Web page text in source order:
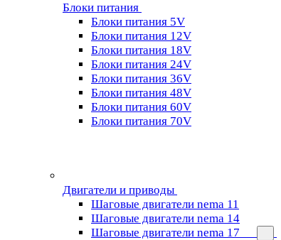
Блоки питания
Блоки питания 5V
Блоки питания 12V
Блоки питания 18V
Блоки питания 24V
Блоки питания 36V
Блоки питания 48V
Блоки питания 60V
Блоки питания 70V
Двигатели и приводы
Шаговые двигатели nema 11
Шаговые двигатели nema 14
Шаговые двигатели nema 17